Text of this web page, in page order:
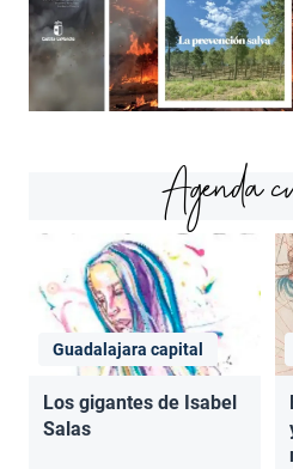
Agenda
Guadalajara capital
Los gigantes de Isabel
Salas